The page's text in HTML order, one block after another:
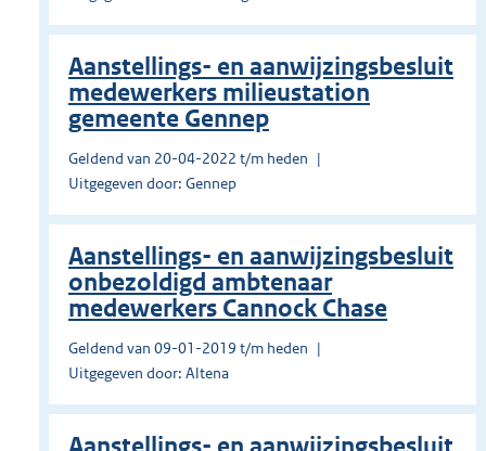
Aanstellings- en aanwijzingsbesluit
medewerkers milieustation
gemeente Gennep
Geldend van 20-04-2022 t/m heden
Uitgegeven door: Gennep
Aanstellings- en aanwijzingsbesluit
onbezoldigd ambtenaar
medewerkers Cannock Chase
Geldend van 09-01-2019 t/m heden
Uitgegeven door: Altena